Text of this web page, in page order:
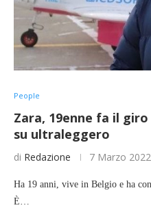
People
Zara, 19enne fa il
su ultraleggero
di Redazione 7 Marzo 2022
Ha 19 anni, vive in Belgio e ha
È…